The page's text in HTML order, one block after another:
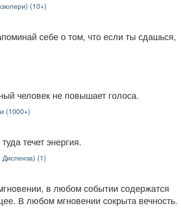
(10+)
себе о том, что если ты сдашься,
человек не повышает голоса.
(1000+)
течет энергия.
(1)
в любом событии содержатся
В любом мгновении сокрыта вечность.